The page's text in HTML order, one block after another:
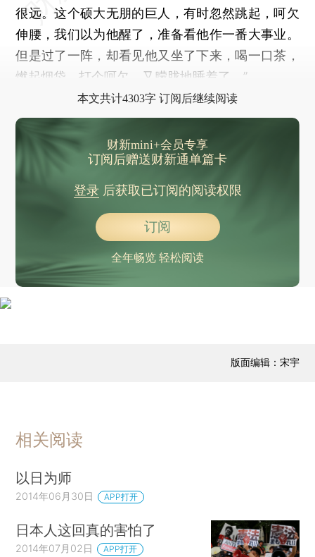
很远。这个硕大无朋的巨人，有时忽然跳起，呵欠
伸腰，我们以为他醒了，准备看他作一番大事业。
但是过了一阵，却看见他又坐了下来，喝一口茶，
燃起烟袋，打个呵欠，又朦胧地睡着了。”
本文共计4303字 订阅后继续阅读
财新mini+会员专享
订阅后赠送财新通单篇卡
登录后获取已订阅的阅读权限
订阅
全年畅览 轻松阅读
版面编辑：宋宇
相关阅读
以日为师
2014年06月30日 APP打开
日本人这回真的害怕了
2014年07月02日 APP打开